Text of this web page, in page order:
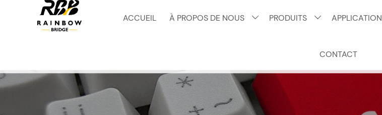
ACCUEIL À PROPOS DE NOUS  PRODUITS  APPLICATION
CONTACT